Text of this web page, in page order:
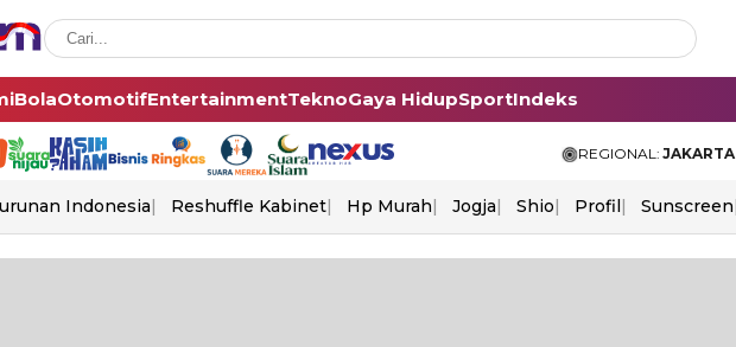
BolaOtomotifEntertainmentTeknoGaya HidupSportIndeks
REGIONAL: JAKARTA
Indonesia Reshuffle Kabinet Hp Murah Jogja Shio Profil Sunscreen